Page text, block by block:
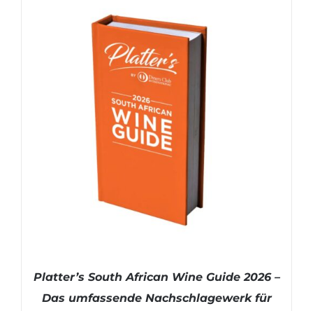
Platter’s South African Wine Guide 2026 –
Das umfassende Nachschlagewerk für